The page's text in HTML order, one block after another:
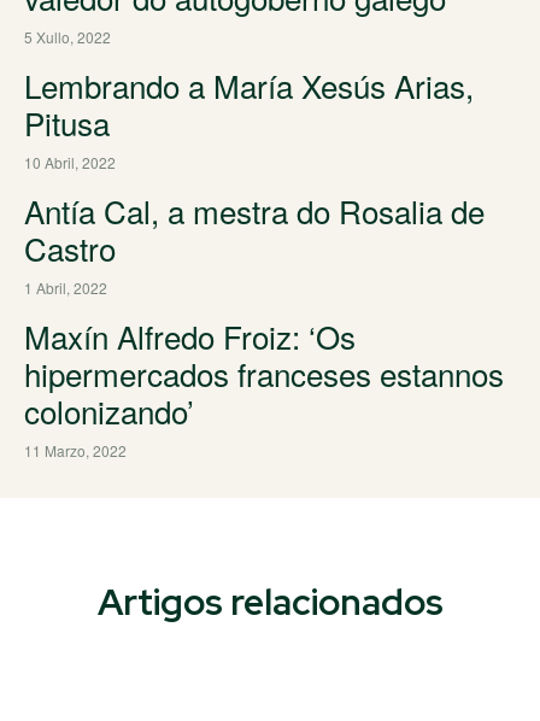
5 Xullo, 2022
Lembrando a María Xesús Arias,
Pitusa
10 Abril, 2022
Antía Cal, a mestra do Rosalia de
Castro
1 Abril, 2022
Maxín Alfredo Froiz: ‘Os
hipermercados franceses estannos
colonizando’
11 Marzo, 2022
Artigos relacionados